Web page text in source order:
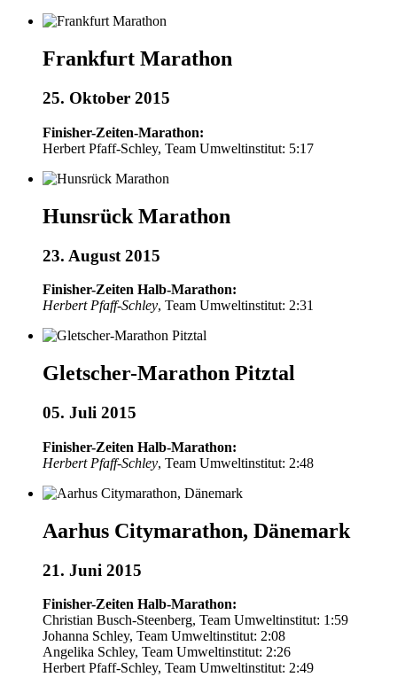
Frankfurt Marathon
25. Oktober 2015
Finisher-Zeiten-Marathon:
Herbert Pfaff-Schley, Team Umweltinstitut: 5:17
Hunsrück Marathon
23. August 2015
Finisher-Zeiten Halb-Marathon:
Herbert Pfaff-Schley, Team Umweltinstitut: 2:31
Gletscher-Marathon Pitztal
05. Juli 2015
Finisher-Zeiten Halb-Marathon:
Herbert Pfaff-Schley, Team Umweltinstitut: 2:48
Aarhus Citymarathon, Dänemark
21. Juni 2015
Finisher-Zeiten Halb-Marathon:
Christian Busch-Steenberg, Team Umweltinstitut: 1:59
Johanna Schley, Team Umweltinstitut: 2:08
Angelika Schley, Team Umweltinstitut: 2:26
Herbert Pfaff-Schley, Team Umweltinstitut: 2:49